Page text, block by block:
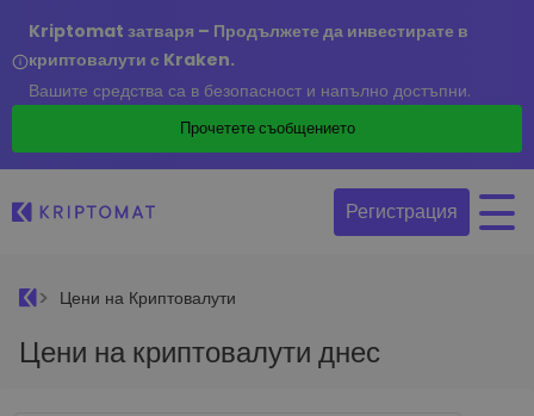
Kriptomat затваря – Продължете да инвестирате в
криптовалути с Kraken.
Вашите средства са в безопасност и напълно достъпни.
Прочетете съобщението
Регистрация
Цени на Криптовалути
Цени на криптовалути днес